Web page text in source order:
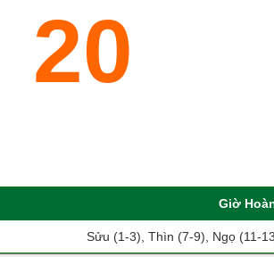
20
Giờ
Sửu (1-3), Thìn (7-9), Ngọ (11-